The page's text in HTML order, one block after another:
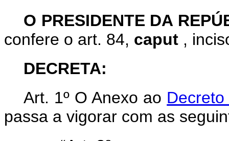
O PRESIDENTE DA
confere o art. 84, caput ,
DECRETA:
Art. 1º O Anexo ao
passa a vigorar com as